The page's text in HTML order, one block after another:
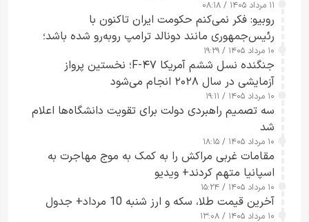
۱۱ مرداد ۱۴۰۵ / ۰۸:۱۸
روبیو: فکر نمی‌کنم حکومت ایران تاکنون با
رئیس‌جمهوری مانند دونالد ترامپ روبه‌رو شده باشد؛
کسی که واقعاً دست به اقدام می‌زند
۱۰ مرداد ۱۴۰۵ / ۱۹:۲۹
جنگنده نسل ششم آمریکا F-۴۷؛ نخستین پرواز
آزمایشی در سال ۲۰۲۸ انجام می‌شود
۱۰ مرداد ۱۴۰۵ / ۱۹:۱۱
سه تصمیم راهبردی دولت برای تقویت دانشگاه‌ها اعلام
شد
۱۰ مرداد ۱۴۰۵ / ۱۸:۱۵
مقامات غربی مراکش را به کمک به موج مهاجرت به
اسپانیا متهم کردند+ ویدیو
۱۰ مرداد ۱۴۰۵ / ۱۵:۲۴
آخرین قیمت طلا، سکه و ارز شنبه 10 مرداد+ جدول
۱۰ مرداد ۱۴۰۵ / ۱۳:۰۸